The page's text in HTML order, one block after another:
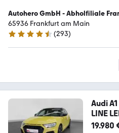
Autohero GmbH - Abholfiliale
65936 Frankfurt am Main
4.6 Sterne
(293)
Audi
LINE
19.980